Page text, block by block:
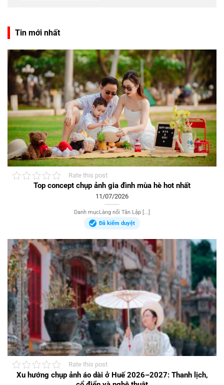
Tin mới nhất
Rate this post
Top concept chụp ảnh gia đình mùa hè hot nhất
11/07/2026
Danh mụcLàng nổi Tân Lập [...]
Đã kiểm duyệt
Rate this post
Xu hướng chụp ảnh áo dài ở Huế 2026–2027: Thanh lịch,